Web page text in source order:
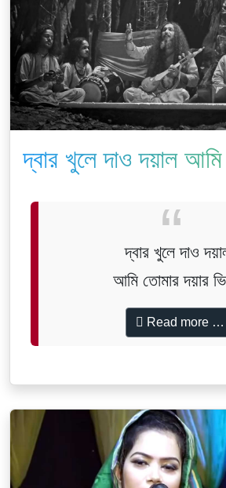
দ্বার খুলে দাও দয়াল আমি
দ্বার খুলে দাও
আমি তোমার দয়ার
Read more …